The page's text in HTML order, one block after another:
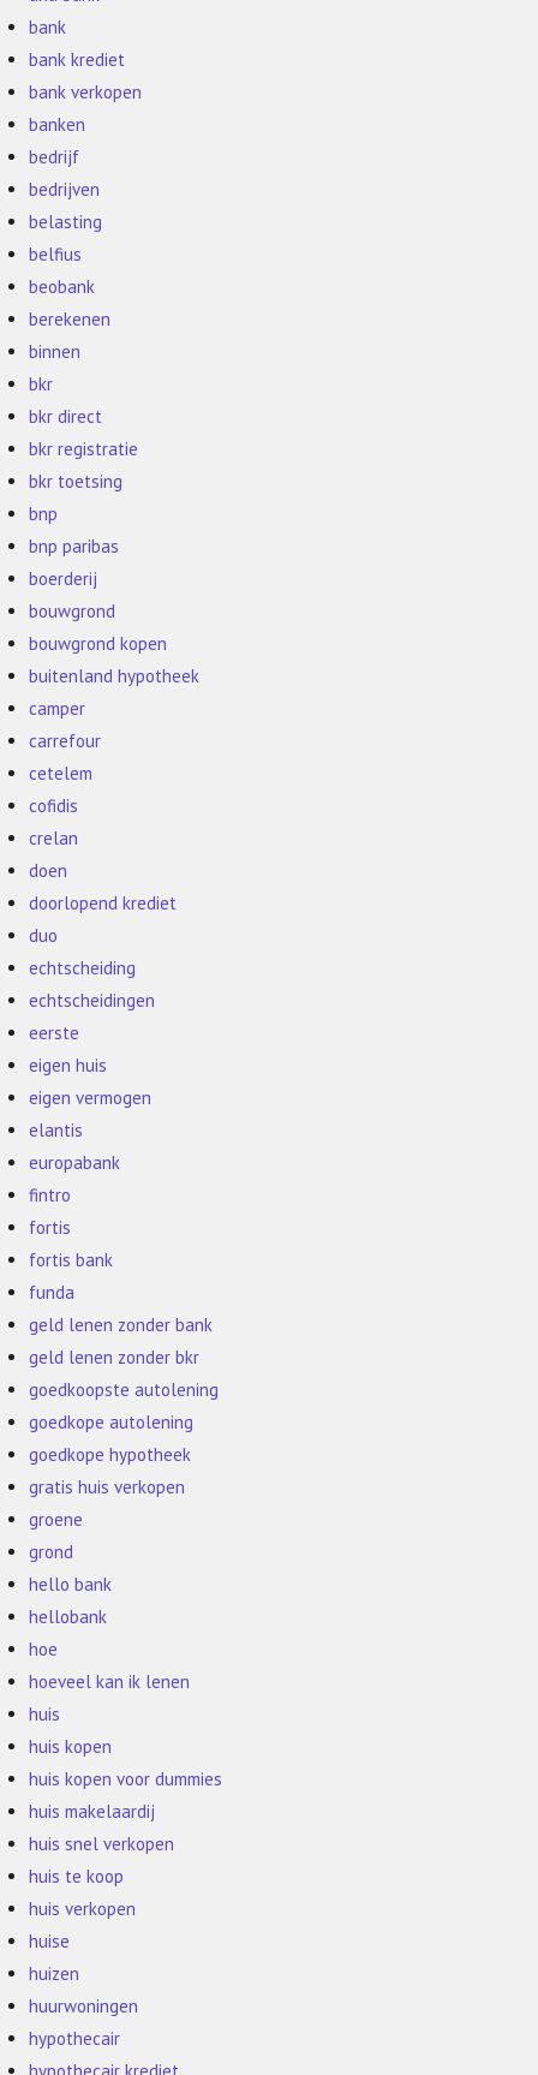
bank
bank krediet
bank verkopen
banken
bedrijf
bedrijven
belasting
belfius
beobank
berekenen
binnen
bkr
bkr direct
bkr registratie
bkr toetsing
bnp
bnp paribas
boerderij
bouwgrond
bouwgrond kopen
buitenland hypotheek
camper
carrefour
cetelem
cofidis
crelan
doen
doorlopend krediet
duo
echtscheiding
echtscheidingen
eerste
eigen huis
eigen vermogen
elantis
europabank
fintro
fortis
fortis bank
funda
geld lenen zonder bank
geld lenen zonder bkr
goedkoopste autolening
goedkope autolening
goedkope hypotheek
gratis huis verkopen
groene
grond
hello bank
hellobank
hoe
hoeveel kan ik lenen
huis
huis kopen
huis kopen voor dummies
huis makelaardij
huis snel verkopen
huis te koop
huis verkopen
huise
huizen
huurwoningen
hypothecair